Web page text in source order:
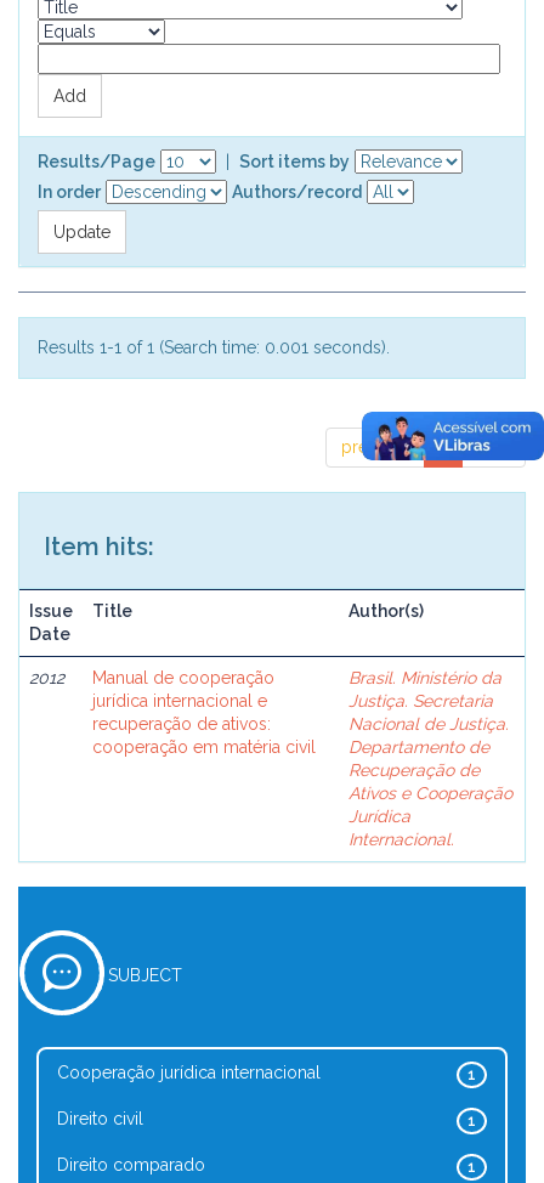
Results/Page
Sort items by
In order
Authors/record
Results 1-1 of 1 (Search time: 0.001 seconds).
previous 1 next
Item hits:
Issue
Date
Title Author(s)
2012
Manual de cooperação
jurídica internacional e
recuperação de ativos:
cooperação em matéria civil
Brasil. Ministério da
Justiça. Secretaria
Nacional de Justiça.
Departamento de
Recuperação de
Ativos e Cooperação
Jurídica
Internacional.
SUBJECT
1
Cooperação jurídica internacional
1
Direito civil
1
Direito comparado